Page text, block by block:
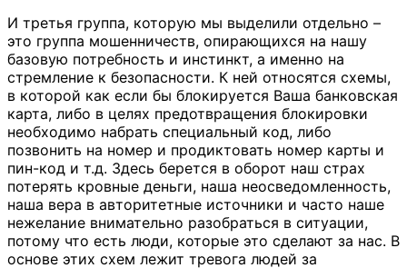
И третья группа, которую мы выделили отдельно –
это группа мошенничеств, опирающихся на нашу
базовую потребность и инстинкт, а именно на
стремление к безопасности. К ней относятся схемы,
в которой как если бы блокируется Ваша банковская
карта, либо в целях предотвращения блокировки
необходимо набрать специальный код, либо
позвонить на номер и продиктовать номер карты и
пин-код и т.д. Здесь берется в оборот наш страх
потерять кровные деньги, наша неосведомленность,
наша вера в авторитетные источники и часто наше
нежелание внимательно разобраться в ситуации,
потому что есть люди, которые это сделают за нас. В
основе этих схем лежит тревога людей за